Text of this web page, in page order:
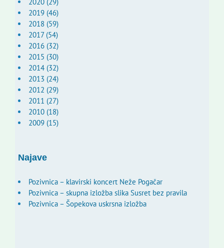
2019 (46)
2018 (59)
2017 (54)
2016 (32)
2015 (30)
2014 (32)
2013 (24)
2012 (29)
2011 (27)
2010 (18)
2009 (15)
Najave
Pozivnica – klavirski koncert Neže Pogačar
Pozivnica – skupna izložba slika Susret bez pravila
Pozivnica – Šopekova uskrsna izložba